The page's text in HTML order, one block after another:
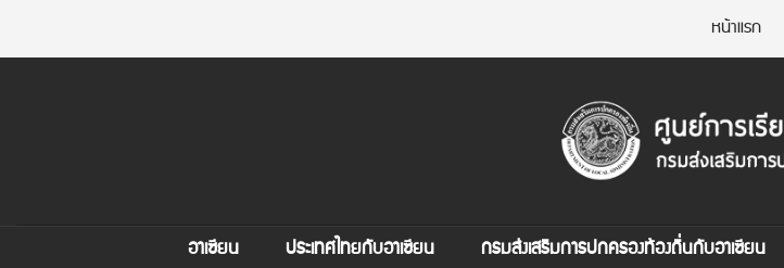
หน้าแรก
อาเซียน ประเทศไทยกับอาเซียน กรมส่งเสริมการปกครองท้องถิ่นกับอาเซียน